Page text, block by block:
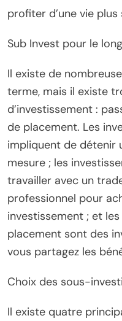
profiter d’une vie plus
Sub Invest pour le
Il existe de
terme, mais il existe
d’investissement :
de placement. Les
impliquent de détenir
mesure ; les
travailler avec un
professionnel pour
investissement ; et
placement sont des
vous partagez les
Choix des sous-
Il existe quatre